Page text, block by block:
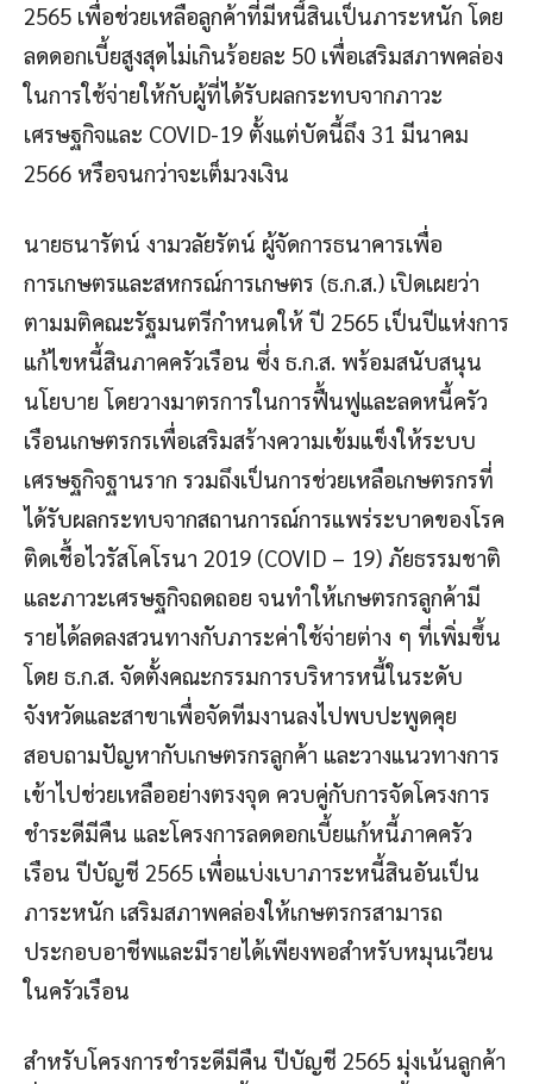
2565 เพื่อช่วยเหลือลูกค้าที่มีหนี้สินเป็นภาระหนัก โดย
ลดดอกเบี้ยสูงสุดไม่เกินร้อยละ 50 เพื่อเสริมสภาพคล่อง
ในการใช้จ่ายให้กับผู้ที่ได้รับผลกระทบจากภาวะ
เศรษฐกิจและ COVID-19 ตั้งแต่บัดนี้ถึง 31 มีนาคม
2566 หรือจนกว่าจะเต็มวงเงิน
​นายธนารัตน์ งามวลัยรัตน์ ผู้จัดการธนาคารเพื่อ
การเกษตรและสหกรณ์การเกษตร (ธ.ก.ส.) เปิดเผยว่า
ตามมติคณะรัฐมนตรีกำหนดให้ ปี 2565 เป็นปีแห่งการ
แก้ไขหนี้สินภาคครัวเรือน ซึ่ง ธ.ก.ส. พร้อมสนับสนุน
นโยบาย โดยวางมาตรการในการฟื้นฟูและลดหนี้ครัว
เรือนเกษตรกรเพื่อเสริมสร้างความเข้มแข็งให้ระบบ
เศรษฐกิจฐานราก รวมถึงเป็นการช่วยเหลือเกษตรกรที่
ได้รับผลกระทบจากสถานการณ์การแพร่ระบาดของโรค
ติดเชื้อไวรัสโคโรนา 2019 (COVID – 19) ภัยธรรมชาติ
และภาวะเศรษฐกิจถดถอย จนทำให้เกษตรกรลูกค้ามี
รายได้ลดลงสวนทางกับภาระค่าใช้จ่ายต่าง ๆ ที่เพิ่มขึ้น
โดย ธ.ก.ส. จัดตั้งคณะกรรมการบริหารหนี้ในระดับ
จังหวัดและสาขาเพื่อจัดทีมงานลงไปพบปะพูดคุย
สอบถามปัญหากับเกษตรกรลูกค้า และวางแนวทางการ
เข้าไปช่วยเหลืออย่างตรงจุด ควบคู่กับการจัดโครงการ
ชำระดีมีคืน และโครงการลดดอกเบี้ยแก้หนี้ภาคครัว
เรือน ปีบัญชี 2565 เพื่อแบ่งเบาภาระหนี้สินอันเป็น
ภาระหนัก เสริมสภาพคล่องให้เกษตรกรสามารถ
ประกอบอาชีพและมีรายได้เพียงพอสำหรับหมุนเวียน
ในครัวเรือน
สำหรับโครงการชำระดีมีคืน ปีบัญชี 2565 มุ่งเน้นลูกค้า